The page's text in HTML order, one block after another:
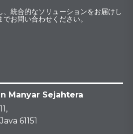
統合的なソリューションをお届けし
お問い合わせください。
Manyar Sejahtera
61151